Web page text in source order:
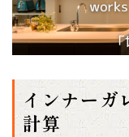
インナーガ
計算